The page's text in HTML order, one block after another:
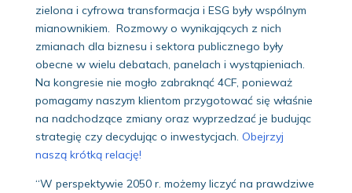
zielona i cyfrowa transformacja i ESG były wspólnym
mianownikiem. Rozmowy o wynikających z nich
zmianach dla biznesu i sektora publicznego były
obecne w wielu debatach, panelach i wystąpieniach.
Na kongresie nie mogło zabraknąć 4CF, ponieważ
pomagamy naszym klientom przygotować się właśnie
na nadchodzące zmiany oraz wyprzedzać je budując
strategię czy decydując o inwestycjach. Obejrzyj
naszą krótką relację!
“W perspektywie 2050 r. możemy liczyć na prawdziwe